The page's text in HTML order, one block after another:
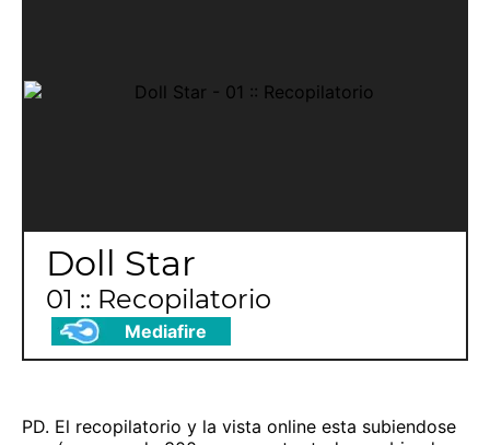
Doll Star
01 :: Recopilatorio
Mediafire
PD. El recopilatorio y la vista online esta subiendose